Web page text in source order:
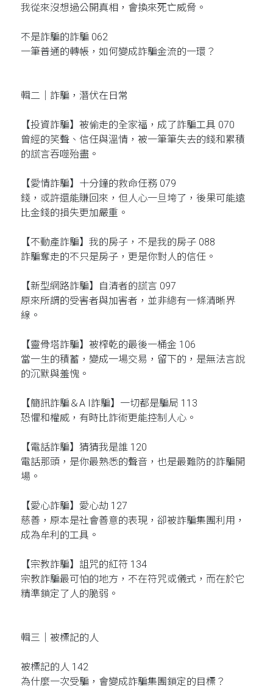
我從來沒想過公開真相，會換來死亡威脅。
不是詐騙的詐騙 062
一筆普通的轉帳，如何變成詐騙金流的一環？
輯二｜詐騙，潛伏在日常
【投資詐騙】被偷走的全家福，成了詐騙工具 070
曾經的笑聲、信任與溫情，被一筆筆失去的錢和累積
的謊言吞噬殆盡。
【愛情詐騙】十分鐘的救命任務 079
錢，或許還能賺回來，但人心一旦垮了，後果可能遠
比金錢的損失更加嚴重。
【不動產詐騙】我的房子，不是我的房子 088
詐騙奪走的不只是房子，更是你對人的信任。
【新型網路詐騙】自清者的謊言 097
原來所謂的受害者與加害者，並非總有一條清晰界
線。
【靈骨塔詐騙】被榨乾的最後一桶金 106
當一生的積蓄，變成一場交易，留下的，是無法言說
的沉默與羞愧。
【簡訊詐騙＆A I詐騙】一切都是騙局 113
恐懼和權威，有時比詐術更能控制人心。
【電話詐騙】猜猜我是誰 120
電話那頭，是你最熟悉的聲音，也是最難防的詐騙開
場。
【愛心詐騙】愛心劫 127
慈善，原本是社會善意的表現，卻被詐騙集團利用，
成為牟利的工具。
【宗教詐騙】詛咒的紅符 134
宗教詐騙最可怕的地方，不在符咒或儀式，而在於它
精準鎖定了人的脆弱。
輯三｜被標記的人
被標記的人 142
為什麼一次受騙，會變成詐騙集團鎖定的目標？